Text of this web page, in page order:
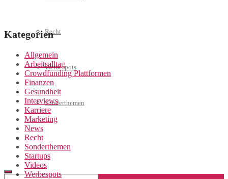
Recht
Werbespots
Sonderthemen
Geschäftskonto eröffnen
Kategorien
Allgemein
Arbeitsalltag
Crowdfunding Plattformen
Finanzen
Gesundheit
Interviews
Karriere
Marketing
News
Recht
Sonderthemen
Startups
Videos
Werbespots